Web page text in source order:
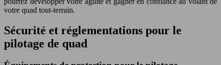
votre quad tout-terrain.
Sécurité et réglementations pour le
pilotage de quad